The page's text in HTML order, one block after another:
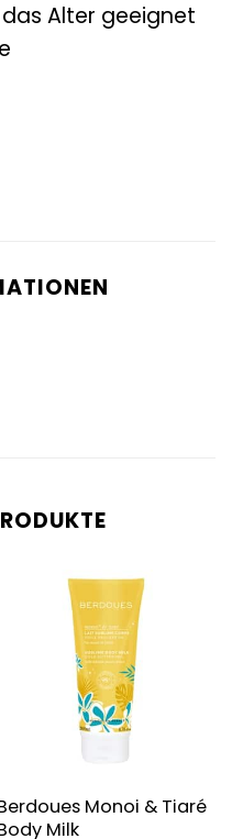
Alter geeignet
Monoi & Tiaré
Milk